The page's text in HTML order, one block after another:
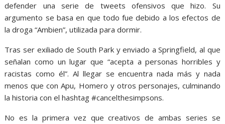
defender una serie de tweets ofensivos que hizo. Su
argumento se basa en que todo fue debido a los efectos de
la droga “Ambien”, utilizada para dormir.
Tras ser exiliado de South Park y enviado a Springfield, al que
señalan como un lugar que “acepta a personas horribles y
racistas como él”. Al llegar se encuentra nada más y nada
menos que con Apu, Homero y otros personajes, culminando
la historia con el hashtag #cancelthesimpsons.
No es la primera vez que creativos de ambas series se